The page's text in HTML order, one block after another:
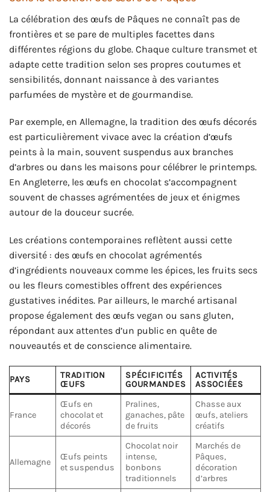
La célébration des œufs de Pâques ne connaît pas de
frontières et se pare de multiples facettes dans
différentes régions du globe. Chaque culture transmet et
adapte cette tradition selon ses propres coutumes et
sensibilités, donnant naissance à des variantes
parfumées de mystère et de gourmandise.
Par exemple, en Allemagne, la tradition des œufs décorés
est particulièrement vivace avec la création d’œufs
peints à la main, souvent suspendus aux branches
d’arbres ou dans les maisons pour célébrer le printemps.
En Angleterre, les œufs en chocolat s’accompagnent
souvent de chasses agrémentées de jeux et énigmes
autour de la douceur sucrée.
Les créations contemporaines reflètent aussi cette
diversité : des œufs en chocolat agrémentés
d’ingrédients nouveaux comme les épices, les fruits secs
ou les fleurs comestibles offrent des expériences
gustatives inédites. Par ailleurs, le marché artisanal
propose également des œufs vegan ou sans gluten,
répondant aux attentes d’un public en quête de
nouveautés et de conscience alimentaire.
PAYS
TRADITION
ŒUFS
SPÉCIFICITÉS
GOURMANDES
ACTIVITÉS
ASSOCIÉES
France
Œufs en
chocolat et
décorés
Pralines,
ganaches, pâte
de fruits
Chasse aux
œufs, ateliers
créatifs
Allemagne
Œufs peints
et suspendus
Chocolat noir
intense,
bonbons
traditionnels
Marchés de
Pâques,
décoration
d’arbres